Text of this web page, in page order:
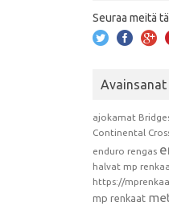
Seuraa meitä
Avainsanat
ajokamat
Continental
enduro rengas
halvat mp
https://
mp renkaat